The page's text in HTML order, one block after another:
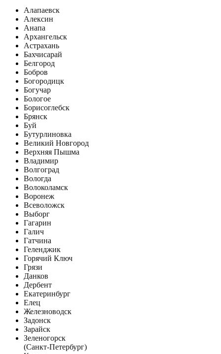
Алапаевск
Алексин
Анапа
Архангельск
Астрахань
Бахчисарай
Белгород
Бобров
Богородицк
Богучар
Бологое
Борисоглебск
Брянск
Буй
Бутурлиновка
Великий Новгород
Верхняя Пышма
Владимир
Волгоград
Вологда
Волоколамск
Воронеж
Всеволожск
Выборг
Гагарин
Галич
Гатчина
Геленджик
Горячий Ключ
Грязи
Данков
Дербент
Екатеринбург
Елец
Железноводск
Задонск
Зарайск
Зеленогорск
(Санкт-Петербург)